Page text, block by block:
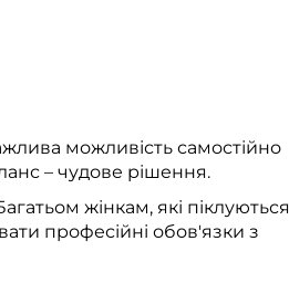
можливість самостійно
– чудове рішення.
жінкам, які піклуються
професійні обов'язки з